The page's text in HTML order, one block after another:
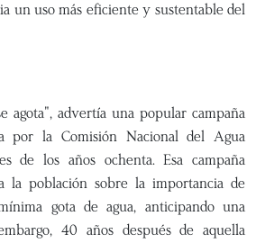
un uso más eficiente y sustentable del
agota", advertía una popular campaña
por la Comisión Nacional del Agua
de los años ochenta. Esa campaña
la población sobre la importancia de
gota de agua, anticipando una
40 años después de aquella